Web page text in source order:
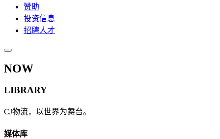
赞助
投资信息
招聘人才
NOW
LIBRARY
CJ物流，以世界为舞台。
媒体库